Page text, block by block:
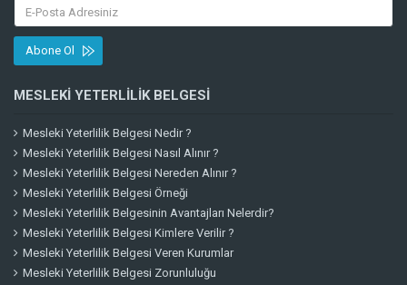
Abone Ol
MESLEKI YETERLILIK BELGESI
Mesleki Yeterlilik Belgesi Nedir ?
Mesleki Yeterlilik Belgesi Nasıl Alınır ?
Mesleki Yeterlilik Belgesi Nereden Alınır ?
Mesleki Yeterlilik Belgesi Örneği
Mesleki Yeterlilik Belgesinin Avantajları Nelerdir?
Mesleki Yeterlilik Belgesi Kimlere Verilir ?
Mesleki Yeterlilik Belgesi Veren Kurumlar
Mesleki Yeterlilik Belgesi Zorunluluğu